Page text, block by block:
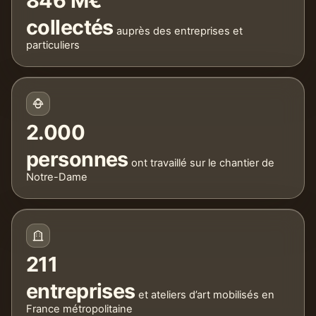
collectés auprès des entreprises et
particuliers
2.000
personnes ont travaillé sur le chantier de
Notre-Dame
211
entreprises et ateliers d’art mobilisés en
France métropolitaine